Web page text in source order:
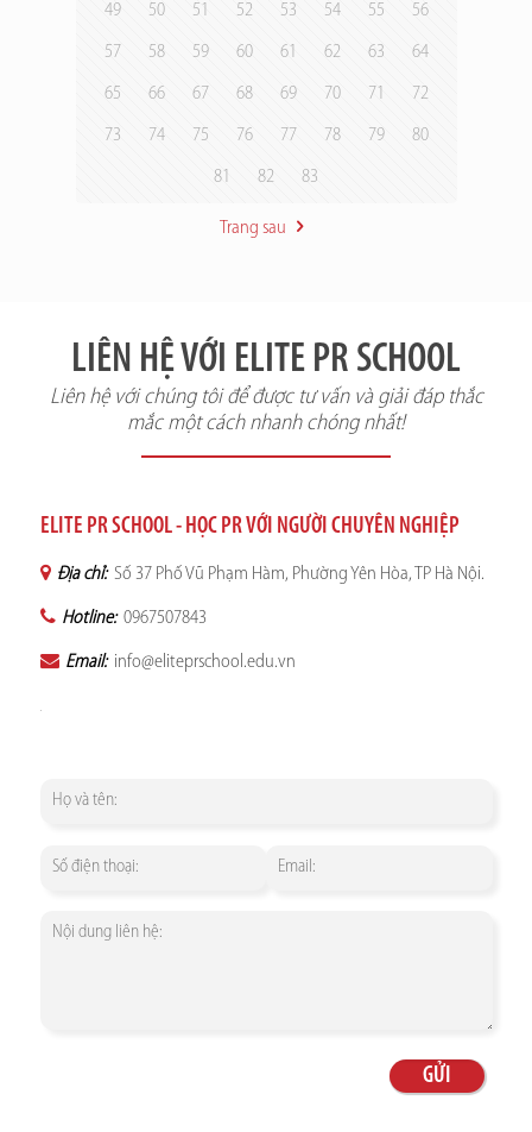
49 50 51 52 53 54 55 56
57 58 59 60 61 62 63 64
65 66 67 68 69 70 71 72
73 74 75 76 77 78 79 80
81 82 83
Trang sau
LIÊN HỆ VỚI ELITE PR SCHOOL
Liên hệ với chúng tôi để được tư vấn và giải đáp thắc
mắc một cách nhanh chóng nhất!
ELITE PR SCHOOL - HỌC PR VỚI NGƯỜI CHUYÊN NGHIỆP
Địa chỉ: Số 37 Phố Vũ Phạm Hàm, Phường Yên Hòa, TP Hà Nội.
Hotline: 0967507843
Email: info@eliteprschool.edu.vn